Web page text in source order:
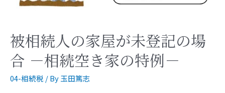
被相続人の家屋が未登記の場
合 －相続空き家の特例－
04-相続税 / By玉田篤志